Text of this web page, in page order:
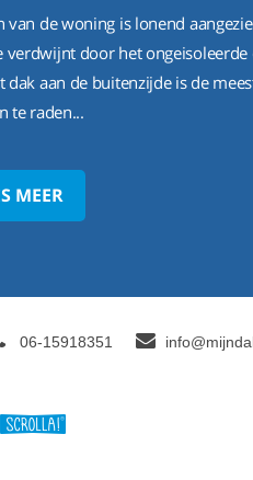
van de woning is lonend
verdwijnt door het ongeisoleerde
dak aan de buitenzijde is de
te raden...
MEER
06-15918351